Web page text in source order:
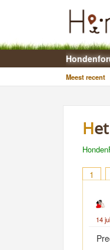
Meest recent
1
14